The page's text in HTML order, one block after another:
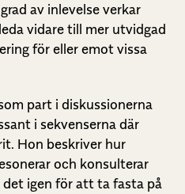
av inlevelse verkar
vidare till mer utvidgad
för eller emot vissa
part i diskussionerna
i sekvenserna där
Hon beskriver hur
och konsulterar
igen för att ta fasta på